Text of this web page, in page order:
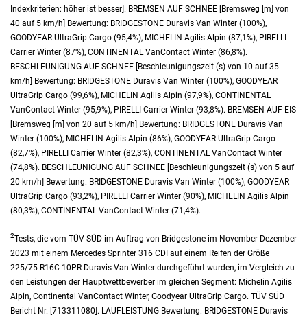
Indexkriterien: höher ist besser]. BREMSEN AUF SCHNEE [Bremsweg [m] von
40 auf 5 km/h] Bewertung: BRIDGESTONE Duravis Van Winter (100%),
GOODYEAR UltraGrip Cargo (95,4%), MICHELIN Agilis Alpin (87,1%), PIRELLI
Carrier Winter (87%), CONTINENTAL VanContact Winter (86,8%).
BESCHLEUNIGUNG AUF SCHNEE [Beschleunigungszeit (s) von 10 auf 35
km/h] Bewertung: BRIDGESTONE Duravis Van Winter (100%), GOODYEAR
UltraGrip Cargo (99,6%), MICHELIN Agilis Alpin (97,9%), CONTINENTAL
VanContact Winter (95,9%), PIRELLI Carrier Winter (93,8%). BREMSEN AUF EIS
[Bremsweg [m] von 20 auf 5 km/h] Bewertung: BRIDGESTONE Duravis Van
Winter (100%), MICHELIN Agilis Alpin (86%), GOODYEAR UltraGrip Cargo
(82,7%), PIRELLI Carrier Winter (82,3%), CONTINENTAL VanContact Winter
(74,8%). BESCHLEUNIGUNG AUF SCHNEE [Beschleunigungszeit (s) von 5 auf
20 km/h] Bewertung: BRIDGESTONE Duravis Van Winter (100%), GOODYEAR
UltraGrip Cargo (93,2%), PIRELLI Carrier Winter (90%), MICHELIN Agilis Alpin
(80,3%), CONTINENTAL VanContact Winter (71,4%).
2Tests, die vom TÜV SÜD im Auftrag von Bridgestone im November-Dezember
2023 mit einem Mercedes Sprinter 316 CDI auf einem Reifen der Größe
225/75 R16C 10PR Duravis Van Winter durchgeführt wurden, im Vergleich zu
den Leistungen der Hauptwettbewerber im gleichen Segment: Michelin Agilis
Alpin, Continental VanContact Winter, Goodyear UltraGrip Cargo. TÜV SÜD
Bericht Nr. [713311080]. LAUFLEISTUNG Bewertung: BRIDGESTONE Duravis